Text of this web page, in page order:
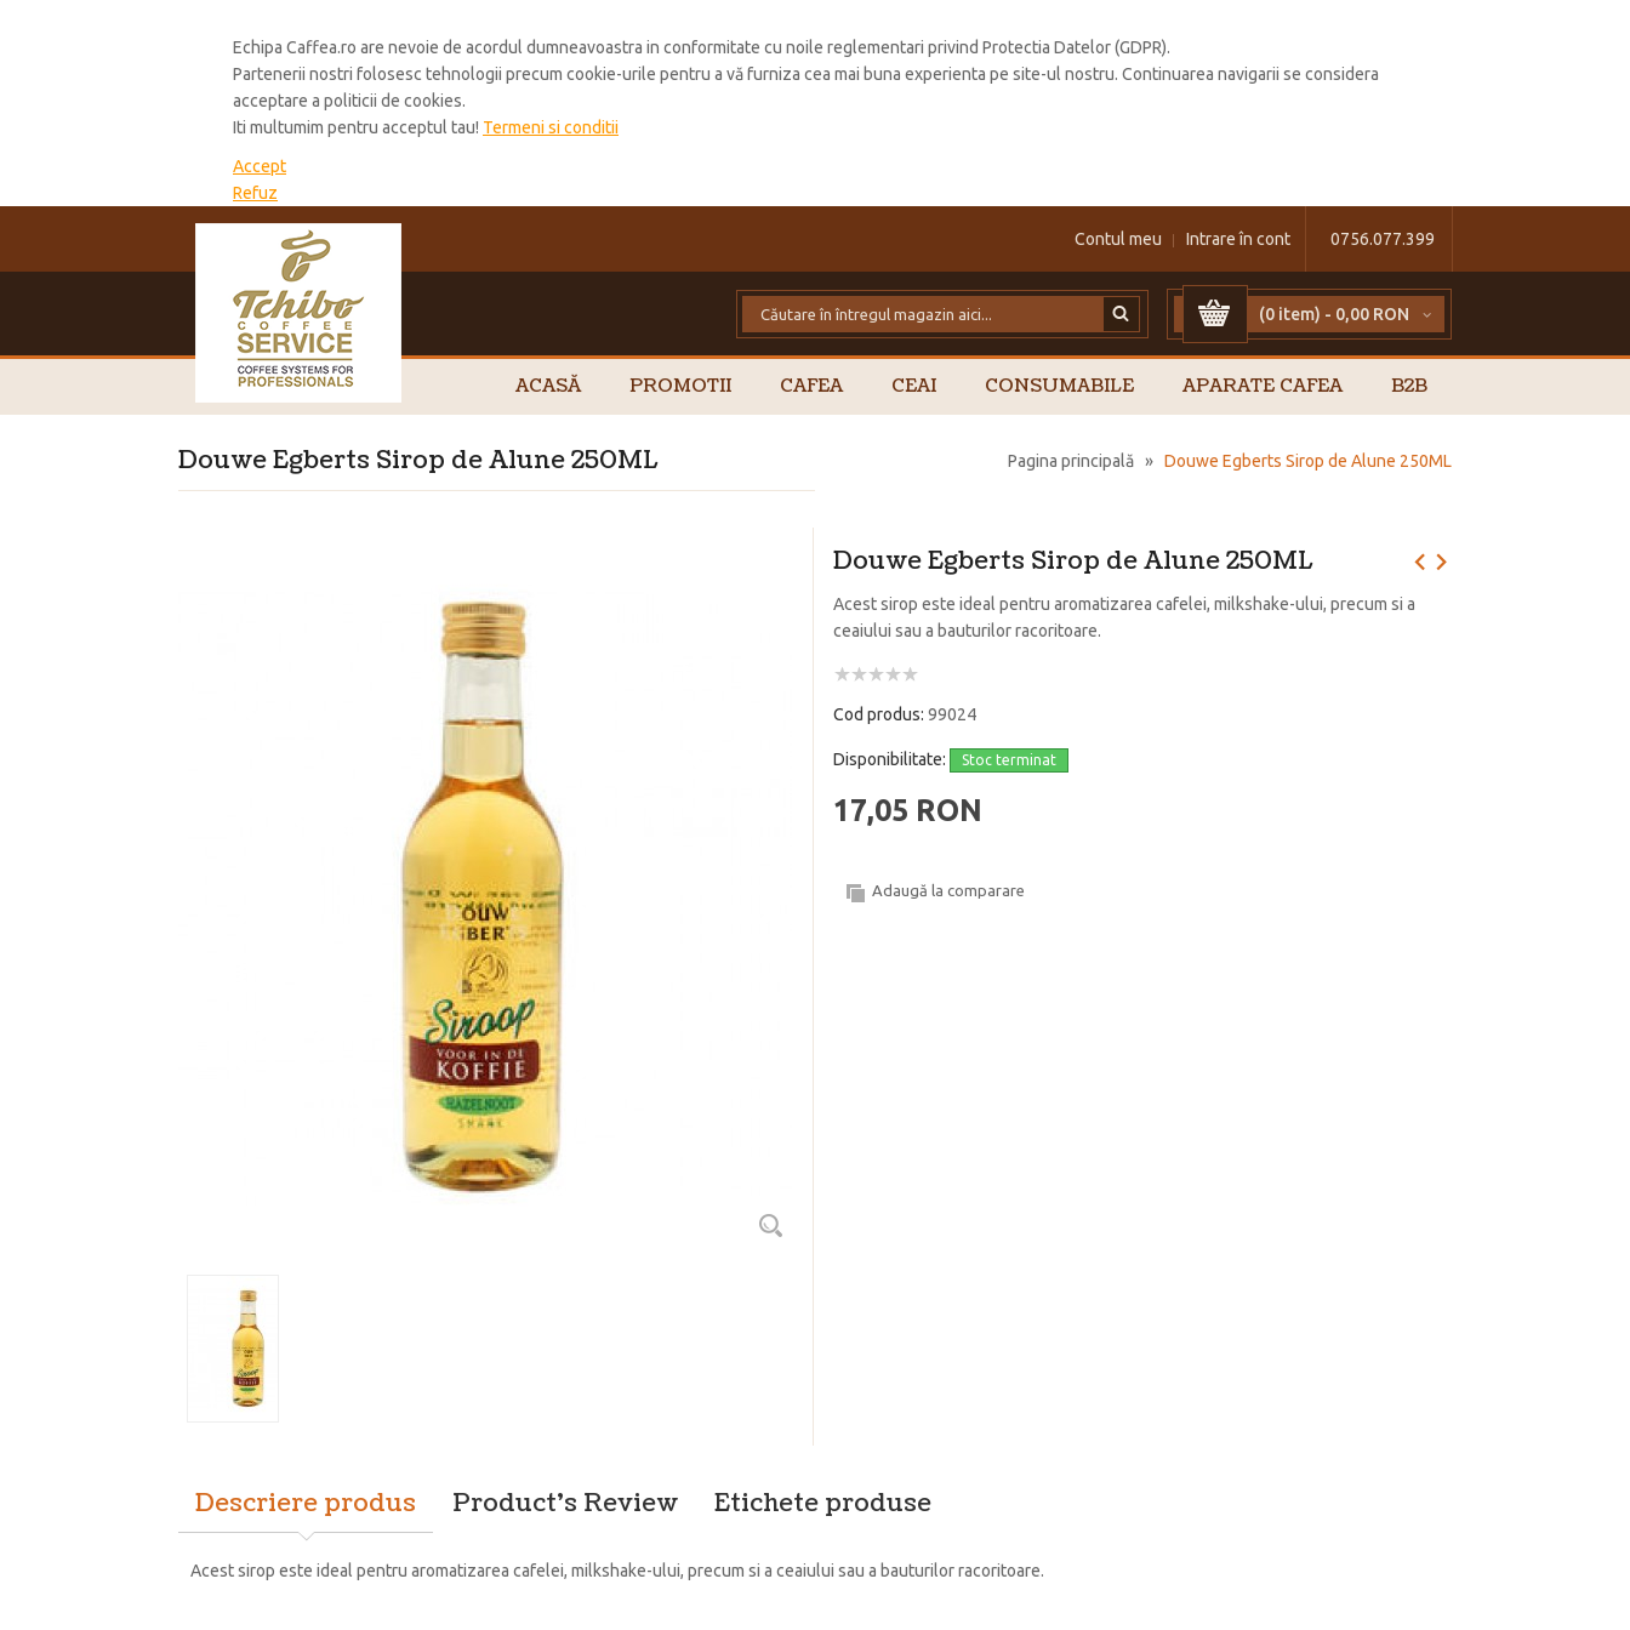
Echipa Caffea.ro are nevoie de acordul dumneavoastra in conformitate cu noile reglementari privind Protectia Datelor (GDPR).
Partenerii nostri folosesc tehnologii precum cookie-urile pentru a vă furniza cea mai buna experienta pe site-ul nostru. Continuarea navigarii se considera
acceptare a politicii de cookies.
Iti multumim pentru acceptul tau! Termeni si conditii
Accept
Refuz
0756.077.399
Contul meu Intrare în cont
(0 item) - 0,00 RON
ACASĂ PROMOTII CAFEA CEAI CONSUMABILE APARATE CAFEA B2B
Pagina principală » Douwe Egberts Sirop de Alune 250ML
Douwe Egberts Sirop de Alune 250ML
Douwe Egberts Sirop de Alune 250ML
Acest sirop este ideal pentru aromatizarea cafelei, milkshake-ului, precum si a
ceaiului sau a bauturilor racoritoare.
Cod produs: 99024
Disponibilitate: Stoc terminat
17,05 RON
Adaugă la comparare
Descriere produs Product's Review Etichete produse
Acest sirop este ideal pentru aromatizarea cafelei, milkshake-ului, precum si a ceaiului sau a bauturilor racoritoare.